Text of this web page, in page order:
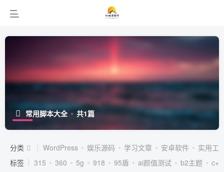
常用脚本大全 共1篇
分类 WordPress 娱乐源码 学习文章 安卓软件
实用工
标签
315 360 5g 918 95盾 ai颜值测试 b2主题
c++